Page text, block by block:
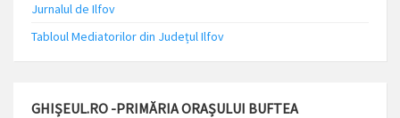
Jurnalul de Ilfov
Tabloul Mediatorilor din Județul Ilfov
GHIȘEUL.RO -PRIMĂRIA ORAȘULUI BUFTEA